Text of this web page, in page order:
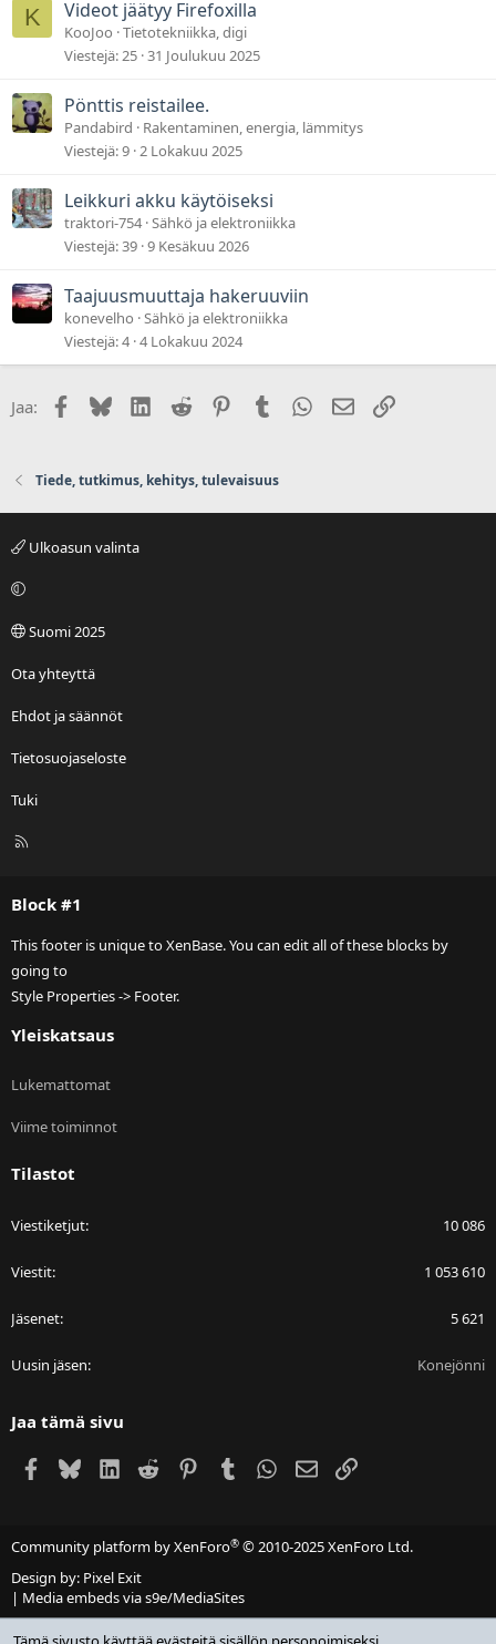
K Videot jäätyy Firefoxilla
KooJoo Tietotekniikka, digi
Viestejä 25 31 Joulukuu 2025
Pönttis reistailee.
Pandabird
Rakentaminen, energia, lämmitys
Viestejä 9 2 Lokakuu 2025
Leikkuri akku käytöiseksi
traktori-754 Sähkö ja elektroniikka
Viestejä 39 9 Kesäkuu 2026
Taajuusmuuttaja hakeruuviin
konevelho
Sähkö ja elektroniikka
Viestejä 4 4 Lokakuu 2024
Jaa: Facebook
BlueskyLinkedIn
Reddit PinterestTumblr WhatsApp
Sähköposti
Linkki
Tiede, tutkimus, kehitys, tulevaisuus
Ulkoasun valinta
Suomi 2025
Ota yhteyttä
Ehdot ja säännöt
Tietosuojaseloste
Tuki
R
Block #1
This footer is unique to XenBase. You can edit all of these blocks by
going to
Style Properties -> Footer.
Yleiskatsaus
Lukemattomat
Viime toiminnot
Tilastot
Viestiketjut 10 086
Viestit 1 053 610
Jäsenet 5 621
Uusin jäsen Konejönni
Jaa tämä sivu
Facebook
BlueskyLinkedIn
Reddit PinterestTumblr WhatsApp
Sähköposti
Linkki
Community platform by XenForo® © 2010-2025 XenForo Ltd.
Design by: Pixel Exit
| Media embeds via s9e/MediaSites